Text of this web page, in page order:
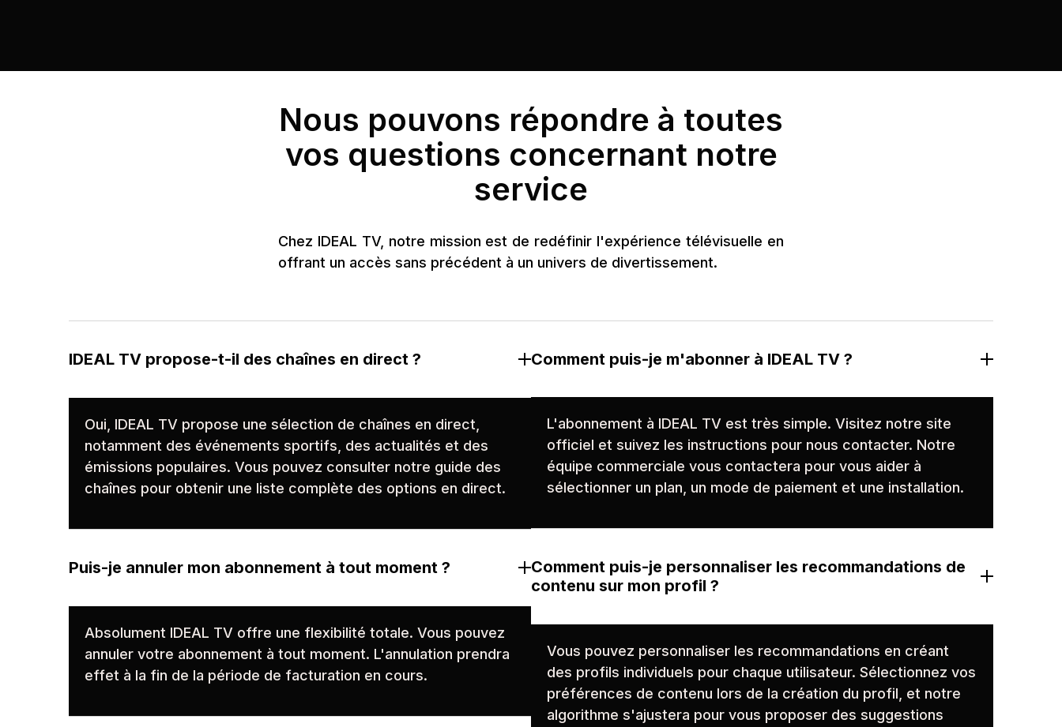
Nous pouvons répondre à toutes
vos questions concernant notre
service
Chez IDEAL TV, notre mission est de redéfinir l'expérience télévisuelle en
offrant un accès sans précédent à un univers de divertissement.
IDEAL TV propose-t-il des chaînes en direct ?
Oui, IDEAL TV propose une sélection de chaînes en direct,
notamment des événements sportifs, des actualités et des
émissions populaires. Vous pouvez consulter notre guide des
chaînes pour obtenir une liste complète des options en direct.
Puis-je annuler mon abonnement à tout moment ?
Absolument IDEAL TV offre une flexibilité totale. Vous pouvez
annuler votre abonnement à tout moment. L'annulation prendra
effet à la fin de la période de facturation en cours.
Comment puis-je m'abonner à IDEAL TV ?
L'abonnement à IDEAL TV est très simple. Visitez notre site
officiel et suivez les instructions pour nous contacter. Notre
équipe commerciale vous contactera pour vous aider à
sélectionner un plan, un mode de paiement et une installation.
Comment puis-je personnaliser les recommandations de
contenu sur mon profil ?
Vous pouvez personnaliser les recommandations en créant
des profils individuels pour chaque utilisateur. Sélectionnez vos
préférences de contenu lors de la création du profil, et notre
algorithme s'ajustera pour vous proposer des suggestions